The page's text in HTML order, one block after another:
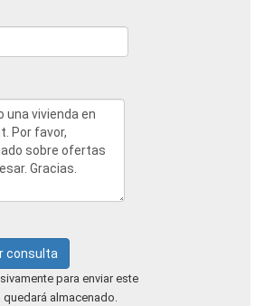
consulta
para enviar este
almacenado.